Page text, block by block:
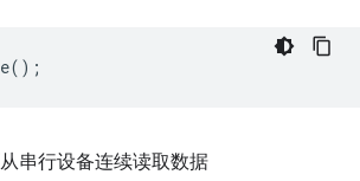
();
串行设备连续读取数据